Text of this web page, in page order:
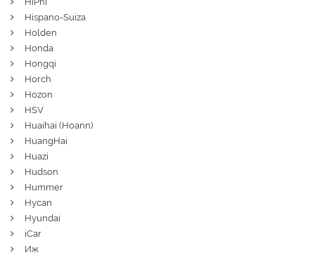
Hispano-Suiza
Holden
Honda
Hongqi
Horch
Hozon
HSV
Huaihai (Hoann)
HuangHai
Huazi
Hudson
Hummer
Hycan
Hyundai
iCar
Иж